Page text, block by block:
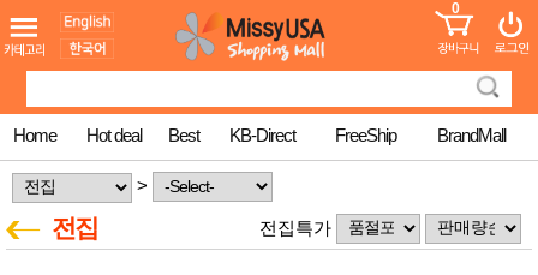
도 어린이
청소년
컬러링
북
한국학
습지
미국학
습지
MissyShop
Login
0
Home Hot deal Best KB-Direct FreeShip BrandMall
>
전집 전집특가